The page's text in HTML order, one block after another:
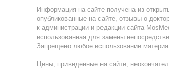
Информация на сайте получена из
опубликованные на сайте, отзывы о
к администрации и редакции сайта
использованная для замены
Запрещено любое использование
Цены, приведенные на сайте,